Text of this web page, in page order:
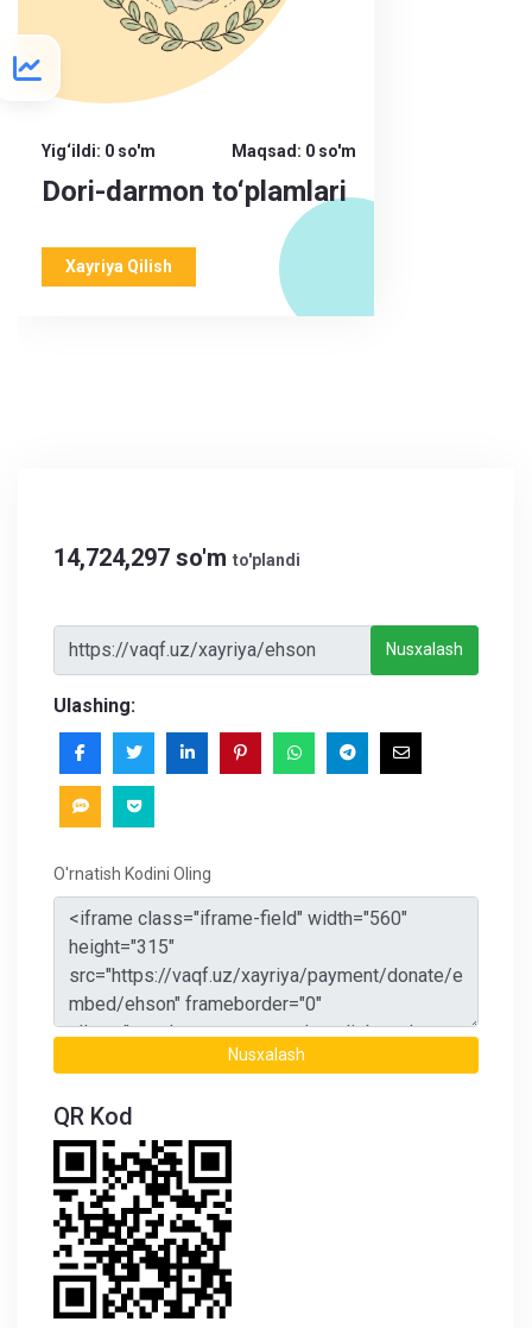
Yig‘ildi: 0 so'm Maqsad: 0 so'm
Dori-darmon to‘plamlari
Xayriya Qilish
14,724,297 so'm to'plandi
Nusxalash
Ulashing:
O'rnatish Kodini Oling
Nusxalash
QR Kod